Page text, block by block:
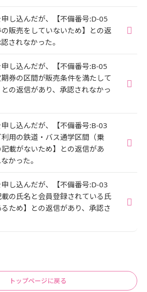
し込んだが、【不備番号:D-05
販売をしていないため】との返
されなかった。
し込んだが、【不備番号:B-05
券の区間が販売条件を満たして
の返信があり、承認されなかっ
し込んだが、【不備番号:B-03
用の鉄道・バス通学区間（乗
載がないため】との返信があ
かった。
し込んだが、【不備番号:D-03
の氏名と会員登録されている氏
ため】との返信があり、承認さ
トップページに戻る